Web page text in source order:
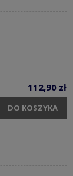
112,90 zł
DO KOSZYKA